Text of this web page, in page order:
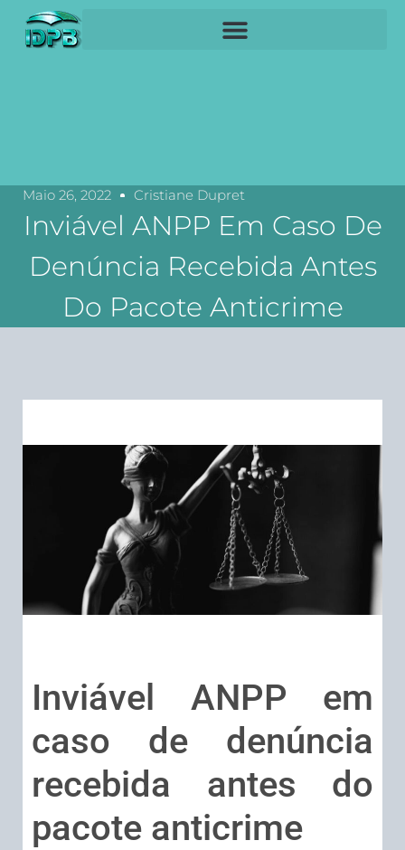
Maio 26, 2022 Cristiane Dupret
Inviável ANPP Em Caso De
Denúncia Recebida Antes
Do Pacote Anticrime
Inviável ANPP em
caso de denúncia
recebida antes do
pacote anticrime